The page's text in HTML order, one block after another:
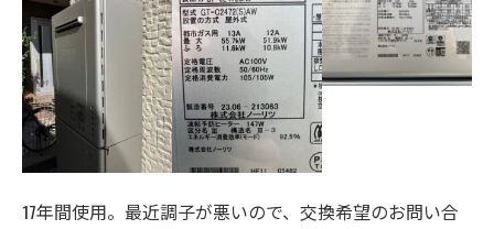
17年間使用。最近調子が悪いので、交換希望のお問い合